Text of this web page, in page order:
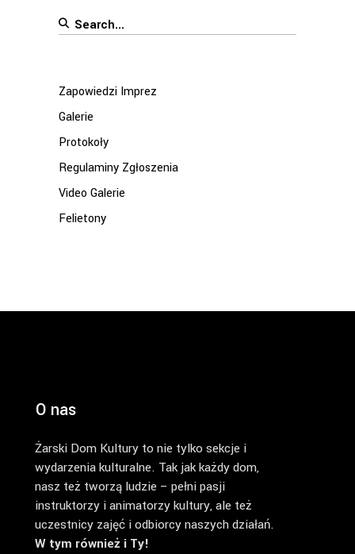
Search
Zapowiedzi Imprez
Galerie
Protokoły
Regulaminy Zgłoszenia
Video Galerie
Felietony
O nas
Żarski Dom Kultury to nie tylko sekcje i
wydarzenia kulturalne. Tak jak każdy dom,
nasz też tworzą ludzie – pełni pasji
instruktorzy i animatorzy kultury, ale też
uczestnicy zajęć i odbiorcy naszych działań.
W tym również i Ty!